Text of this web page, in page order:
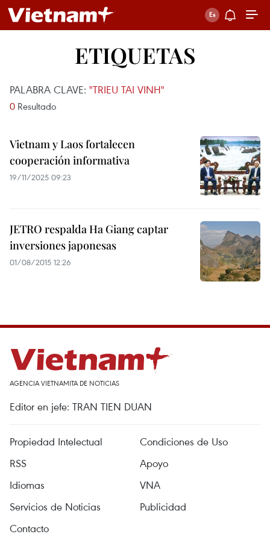
ETIQUETAS
PALABRA CLAVE: "TRIEU TAI VINH"
0 Resultado
Vietnam y Laos fortalecen
cooperación informativa
19/11/2025 09:23
JETRO respalda Ha Giang captar
inversiones japonesas
01/08/2015 12:26
AGENCIA VIETNAMITA DE NOTICIAS
Editor en jefe: TRAN TIEN DUAN
Propiedad Intelectual
Condiciones de Uso
RSS
Apoyo
Idiomas
VNA
Servicios de Noticias
Publicidad
Contacto